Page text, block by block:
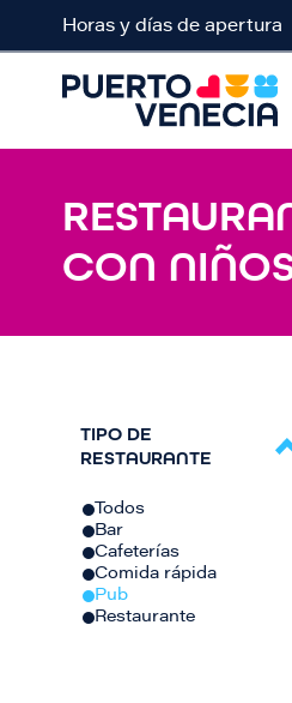
Horas y días de apertura
CON
TIPO DE
RESTAURANTE
Todos
Bar
Cafeterías
Comida rápida
Pub
Restaurante